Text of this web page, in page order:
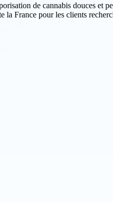
de cannabis douces et
la France pour les clients